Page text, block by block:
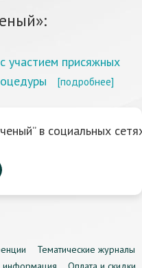
участием присяжных
[подробнее]
в социальных
Тематические журналы